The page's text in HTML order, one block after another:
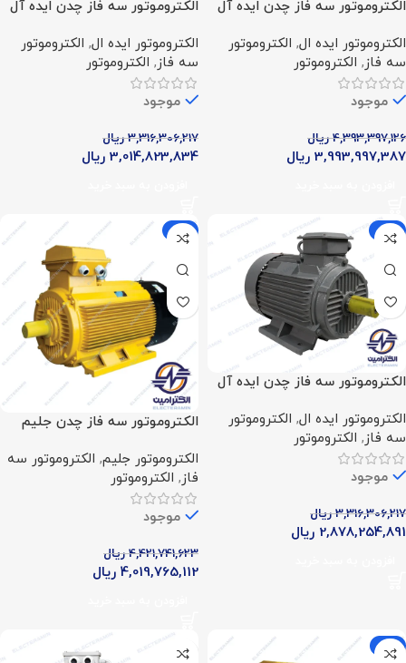
الکتروموتور سه فاز چدن ایده آل
دور)
الکتروموتور ایده ال, الکتروموتور
سه فاز, الکتروموتور
موجود
4,393,397,126 ریال
3,993,997,387 ریال
الکتروموتور سه فاز چدن ایده آل
دور)
الکتروموتور ایده ال, الکتروموتور
سه فاز, الکتروموتور
موجود
3,316,306,217 ریال
3,014,823,834 ریال
-13%
الکتروموتور سه فاز چدن ایده آل
دور)
الکتروموتور ایده ال, الکتروموتور
سه فاز, الکتروموتور
موجود
3,316,306,217 ریال
2,878,254,891 ریال
-9%
الکتروموتور سه فاز چدن جلیم
دور)
الکتروموتور جلیم, الکتروموتور سه
فاز, الکتروموتور
موجود
4,421,741,623 ریال
4,019,765,112 ریال
-9%